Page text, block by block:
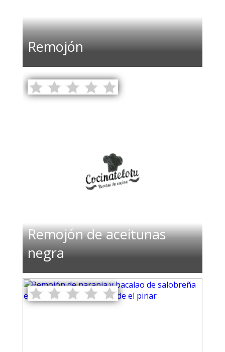
Remojón
Remojón de aceitunas
negra